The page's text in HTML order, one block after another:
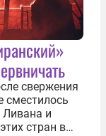
свержения
сместилось
и
стран в